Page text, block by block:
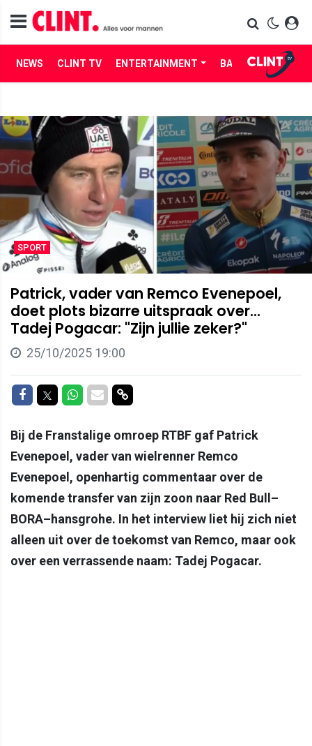
NEWS CLINT TV ENTERTAINMENT BABES LIFE
SPORT
Patrick, vader van Remco Evenepoel,
doet plots bizarre uitspraak over...
Tadej Pogacar: "Zijn jullie zeker?"
25/10/2025 19:00
Delen op Facebook
Delen op Twitter
Delen op Whatsapp
Delen via Mail
Delen via link
Bij de Franstalige omroep RTBF gaf Patrick
Evenepoel, vader van wielrenner Remco
Evenepoel, openhartig commentaar over de
komende transfer van zijn zoon naar Red Bull–
BORA–hansgrohe. In het interview liet hij zich niet
alleen uit over de toekomst van Remco, maar ook
over een verrassende naam: Tadej Pogacar.